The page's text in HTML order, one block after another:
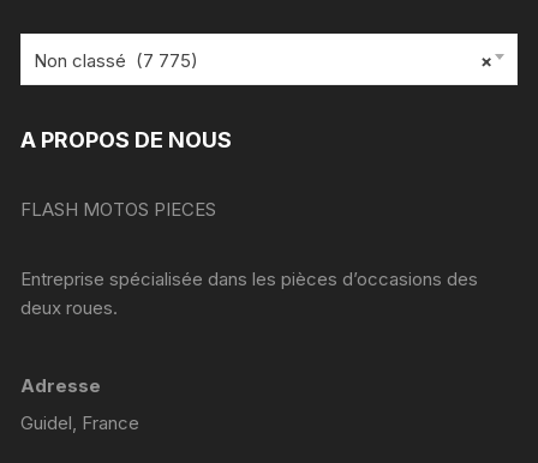
×
Non classé (7 775)
A PROPOS DE NOUS
FLASH MOTOS PIECES
Entreprise spécialisée dans les pièces d’occasions des
deux roues.
Adresse
Guidel, France